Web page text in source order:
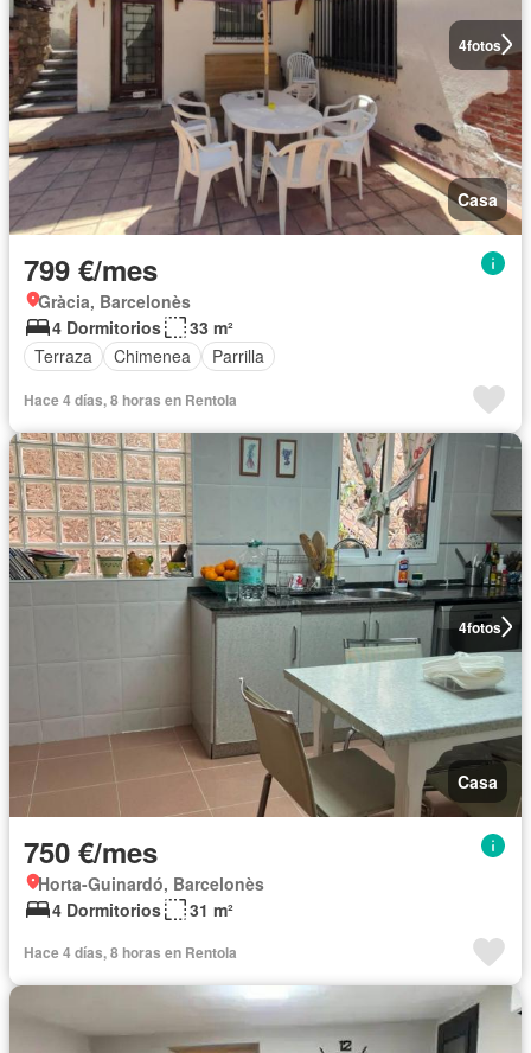
4fotos
Casa
799 €/mes
Gràcia, Barcelonès
4 Dormitorios
33 m²
Terraza
Chimenea Parrilla
Hace 4 días, 8 horas en Rentola
4fotos
Casa
750 €/mes
Horta-Guinardó, Barcelonès
4 Dormitorios
31 m²
Hace 4 días, 8 horas en Rentola